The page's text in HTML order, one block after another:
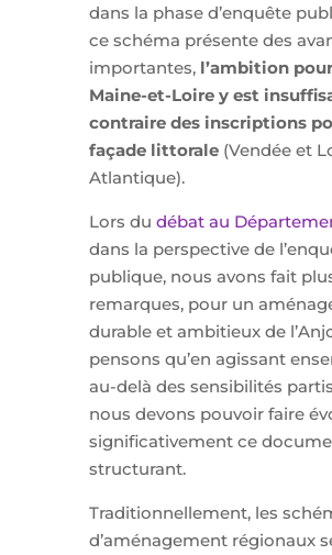
dans la phase d’enquête
ce schéma présente des
importantes, l’ambition
Maine-et-Loire y est
contraire des inscriptions
façade littorale(Vendée et
Atlantique).
Lors du débat au
dans la perspective de
publique, nous avons fait
remarques, pour un
durable et ambitieux de
pensons qu’en agissant
au-delà des sensibilités
nous devons pouvoir faire
significativement ce
structurant.
Traditionnellement, les
d’aménagement régionaux